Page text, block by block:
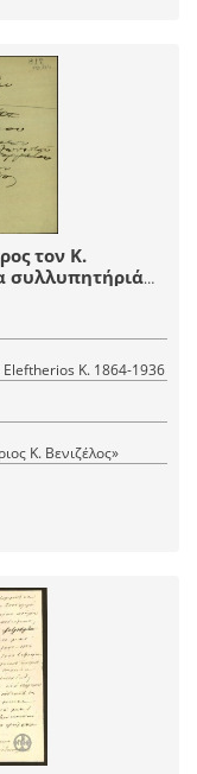
τον Κ.
συλλυπητήριά
πολύτιμου
Eleftherios K. 1864-1936
Κ. Βενιζέλος»